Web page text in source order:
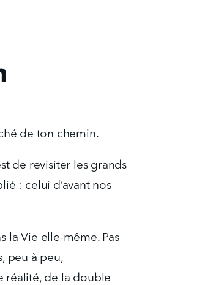
de ton chemin.
de revisiter les grands
: celui d’avant nos
la Vie elle-même. Pas
peu à peu,
réalité, de la double